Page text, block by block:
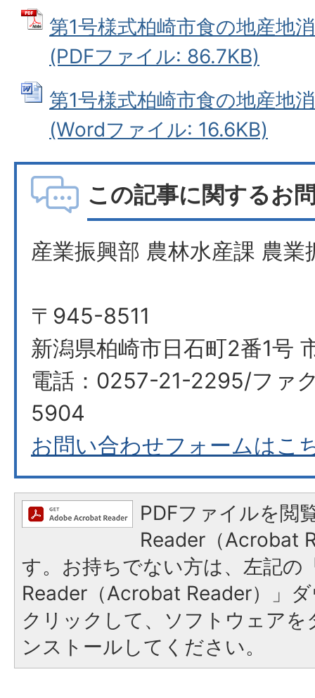
第1号様式柏崎市食の地産地
(PDFファイル: 86.7KB)
第1号様式柏崎市食の地産地
(Wordファイル: 16.6KB)
この記事に関するお
産業振興部 農林水産課 農業
〒945-8511
新潟県柏崎市日石町2番1号
電話：0257-21-2295/ファ
5904
お問い合わせフォームはこ
PDFファイルを閲
Reader（Acrobat
す。お持ちでない方は、左記の
Reader（Acrobat Reader）」
クリックして、ソフトウェア
ンストールしてください。